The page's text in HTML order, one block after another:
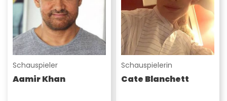
Schauspieler
Aamir Khan
Schauspielerin
Cate Blanchett